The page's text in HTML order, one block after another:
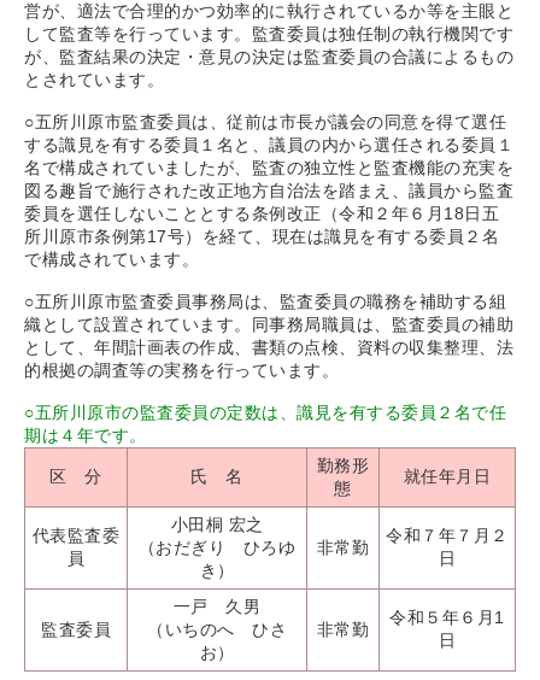
営が、適法で合理的かつ効率的に執行されているか等を主眼と
して監査等を行っています。監査委員は独任制の執行機関です
が、監査結果の決定・意見の決定は監査委員の合議によるもの
とされています。
○五所川原市監査委員は、従前は市長が議会の同意を得て選任
する識見を有する委員１名と、議員の内から選任される委員１
名で構成されていましたが、監査の独立性と監査機能の充実を
図る趣旨で施行された改正地方自治法を踏まえ、議員から監査
委員を選任しないこととする条例改正（令和２年６月18日五
所川原市条例第17号）を経て、現在は識見を有する委員２名
で構成されています。
○五所川原市監査委員事務局は、監査委員の職務を補助する組
織として設置されています。同事務局職員は、監査委員の補助
として、年間計画表の作成、書類の点検、資料の収集整理、法
的根拠の調査等の実務を行っています。
○五所川原市の監査委員の定数は、識見を有する委員２名で任
期は４年です。
区 分 氏 名
勤務形
態
就任年月日
代表監査委
員
小田桐 宏之
（おだぎり ひろゆ
き）
非常勤
令和７年７月２
日
監査委員
一戸 久男
（いちのへ ひさ
お）
非常勤
令和５年６月1
日